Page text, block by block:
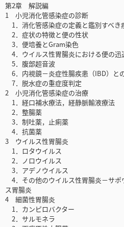
第2章 解説編
1 小児消化管感染症の診断
1．消化管感染症の定義と鑑別すべき
2．症状の特徴と便の性状
3．便培養とGram染色
4．ウイルス性胃腸炎における便の迅
5．腹部超音波
6．内視鏡－炎症性腸疾患（IBD）と
7．脱水症の重症度判定
2 小児消化管感染症の治療
1．経口補水療法，経静脈輸液療法
2．整腸薬
3．制吐薬，止痢薬
4．抗菌薬
3 ウイルス性胃腸炎
1．ロタウイルス
2．ノロウイルス
3．アデノウイルス
4．その他のウイルス性胃腸炎－サ
ス胃腸炎
4 細菌性胃腸炎
1．カンピロバクター
2．サルモネラ